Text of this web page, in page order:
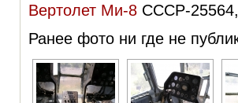
Вертолет Ми-8 СССР-25564
Ранее фото ни где не